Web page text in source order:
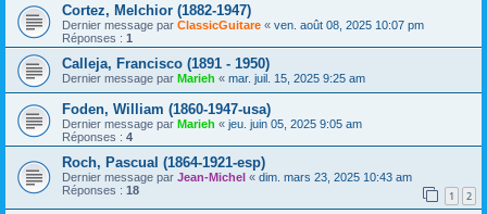
Cortez, Melchior (1882-1947)
Dernier message par ClassicGuitare « ven. août 08, 2025 10:07 pm
Réponses : 1
Calleja, Francisco (1891 - 1950)
Dernier message par Marieh « mar. juil. 15, 2025 9:25 am
Foden, William (1860-1947-usa)
Dernier message par Marieh « jeu. juin 05, 2025 9:05 am
Réponses : 4
Roch, Pascual (1864-1921-esp)
Dernier message par Jean-Michel « dim. mars 23, 2025 10:43 am
Réponses : 18 1 2